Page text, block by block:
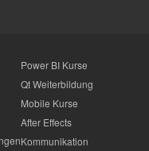
Power BI Kurse
Qt Weiterbildung
Mobile Kurse
After Effects
Kommunikation